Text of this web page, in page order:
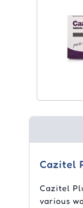
Cazitel
Cazitel
various